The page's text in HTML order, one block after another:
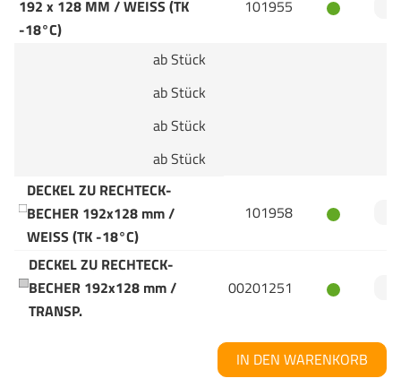
192 x 128 MM / WEISS (TK
-18°C)
101955
ab Stück
ab Stück
ab Stück
ab Stück
DECKEL ZU RECHTECK-
BECHER 192x128 mm /
WEISS (TK -18°C)
101958
DECKEL ZU RECHTECK-
BECHER 192x128 mm /
TRANSP.
00201251
IN DEN WARENKORB